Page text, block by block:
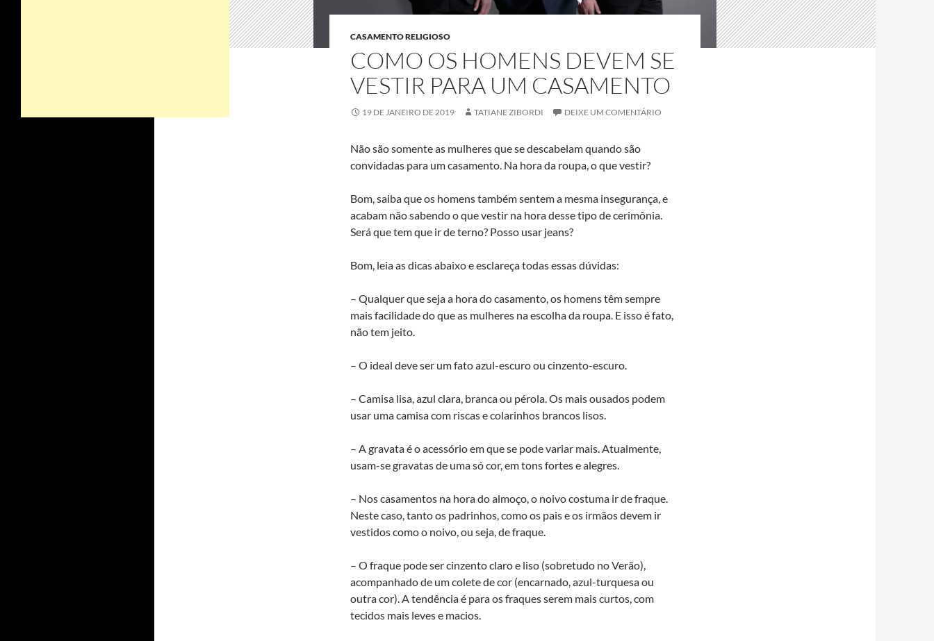
CASAMENTO RELIGIOSO
COMO OS HOMENS DEVEM SE
VESTIR PARA UM CASAMENTO
19 DE JANEIRO DE 2019 TATIANE ZIBORDI DEIXE UM COMENTÁRIO
Não são somente as mulheres que se descabelam quando são
convidadas para um casamento. Na hora da roupa, o que vestir?
Bom, saiba que os homens também sentem a mesma insegurança, e
acabam não sabendo o que vestir na hora desse tipo de cerimônia.
Será que tem que ir de terno? Posso usar jeans?
Bom, leia as dicas abaixo e esclareça todas essas dúvidas:
– Qualquer que seja a hora do casamento, os homens têm sempre
mais facilidade do que as mulheres na escolha da roupa. E isso é fato,
não tem jeito.
– O ideal deve ser um fato azul-escuro ou cinzento-escuro.
– Camisa lisa, azul clara, branca ou pérola. Os mais ousados podem
usar uma camisa com riscas e colarinhos brancos lisos.
– A gravata é o acessório em que se pode variar mais. Atualmente,
usam-se gravatas de uma só cor, em tons fortes e alegres.
– Nos casamentos na hora do almoço, o noivo costuma ir de fraque.
Neste caso, tanto os padrinhos, como os pais e os irmãos devem ir
vestidos como o noivo, ou seja, de fraque.
– O fraque pode ser cinzento claro e liso (sobretudo no Verão),
acompanhado de um colete de cor (encarnado, azul-turquesa ou
outra cor). A tendência é para os fraques serem mais curtos, com
tecidos mais leves e macios.